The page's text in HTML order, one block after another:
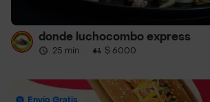
donde luchocombo express
25 min · $ 6000